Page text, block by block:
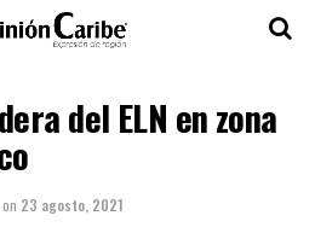
del ELN en zona
on 23 agosto, 2021